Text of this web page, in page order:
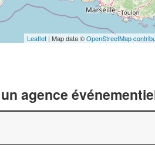
Leaflet | Map data ©OpenStreetMap
agence